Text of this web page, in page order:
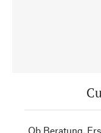
Ob Beratung,